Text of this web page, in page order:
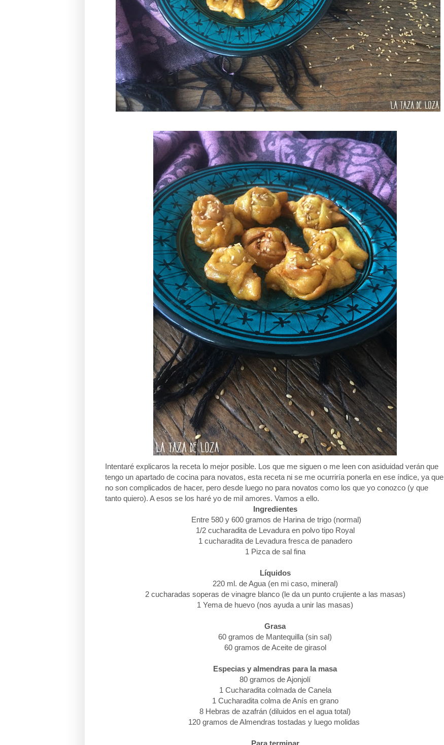
Intentaré explicaros la receta lo mejor posible. Los que me siguen o me leen con asiduidad verán que
tengo un apartado de cocina para novatos, esta receta ni se me ocurriría ponerla en ese índice, ya que
no son complicados de hacer, pero desde luego no para novatos como los que yo conozco (y que
tanto quiero). A esos se los haré yo de mil amores. Vamos a ello.
Ingredientes
Entre 580 y 600 gramos de Harina de trigo (normal)
1/2 cucharadita de Levadura en polvo tipo Royal
1 cucharadita de Levadura fresca de panadero
1 Pizca de sal fina
Líquidos
220 ml. de Agua (en mi caso, mineral)
2 cucharadas soperas de vinagre blanco (le da un punto crujiente a las masas)
1 Yema de huevo (nos ayuda a unir las masas)
Grasa
60 gramos de Mantequilla (sin sal)
60 gramos de Aceite de girasol
Especias y almendras para la masa
80 gramos de Ajonjolí
1 Cucharadita colmada de Canela
1 Cucharadita colma de Anís en grano
8 Hebras de azafrán (diluidos en el agua total)
120 gramos de Almendras tostadas y luego molidas
Para terminar